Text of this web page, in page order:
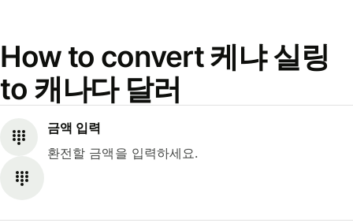
How to convert 케냐 실링
to 캐나다 달러
금액 입력
환전할 금액을 입력하세요.